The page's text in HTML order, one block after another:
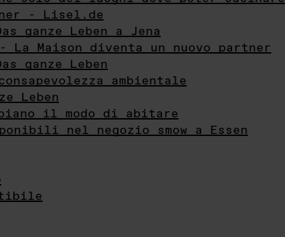
- Lisel.de
ganze Leben a Jena
La Maison diventa un nuovo partner
ganze Leben
ambientale
Leben
il modo di abitare
nel negozio smow a Essen